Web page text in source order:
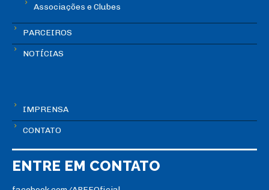
Associações e Clubes
PARCEIROS
NOTÍCIAS
IMPRENSA
CONTATO
ENTRE EM CONTATO